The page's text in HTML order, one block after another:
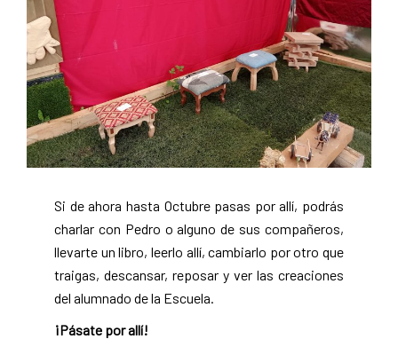
Si de ahora hasta Octubre pasas por allí, podrás
charlar con Pedro o alguno de sus compañeros,
llevarte un libro, leerlo allí, cambiarlo por otro que
traigas, descansar, reposar y ver las creaciones
del alumnado de la Escuela.
¡Pásate por allí!